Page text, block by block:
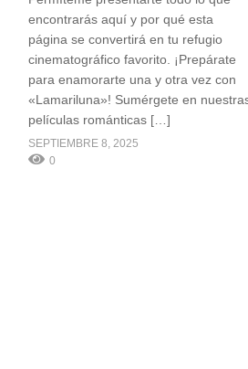
encontrarás aquí y por qué esta
página se convertirá en tu refugio
cinematográfico favorito. ¡Prepárate
para enamorarte una y otra vez con
«Lamariluna»! Sumérgete en
películas románticas […]
SEPTIEMBRE 8, 2025
0